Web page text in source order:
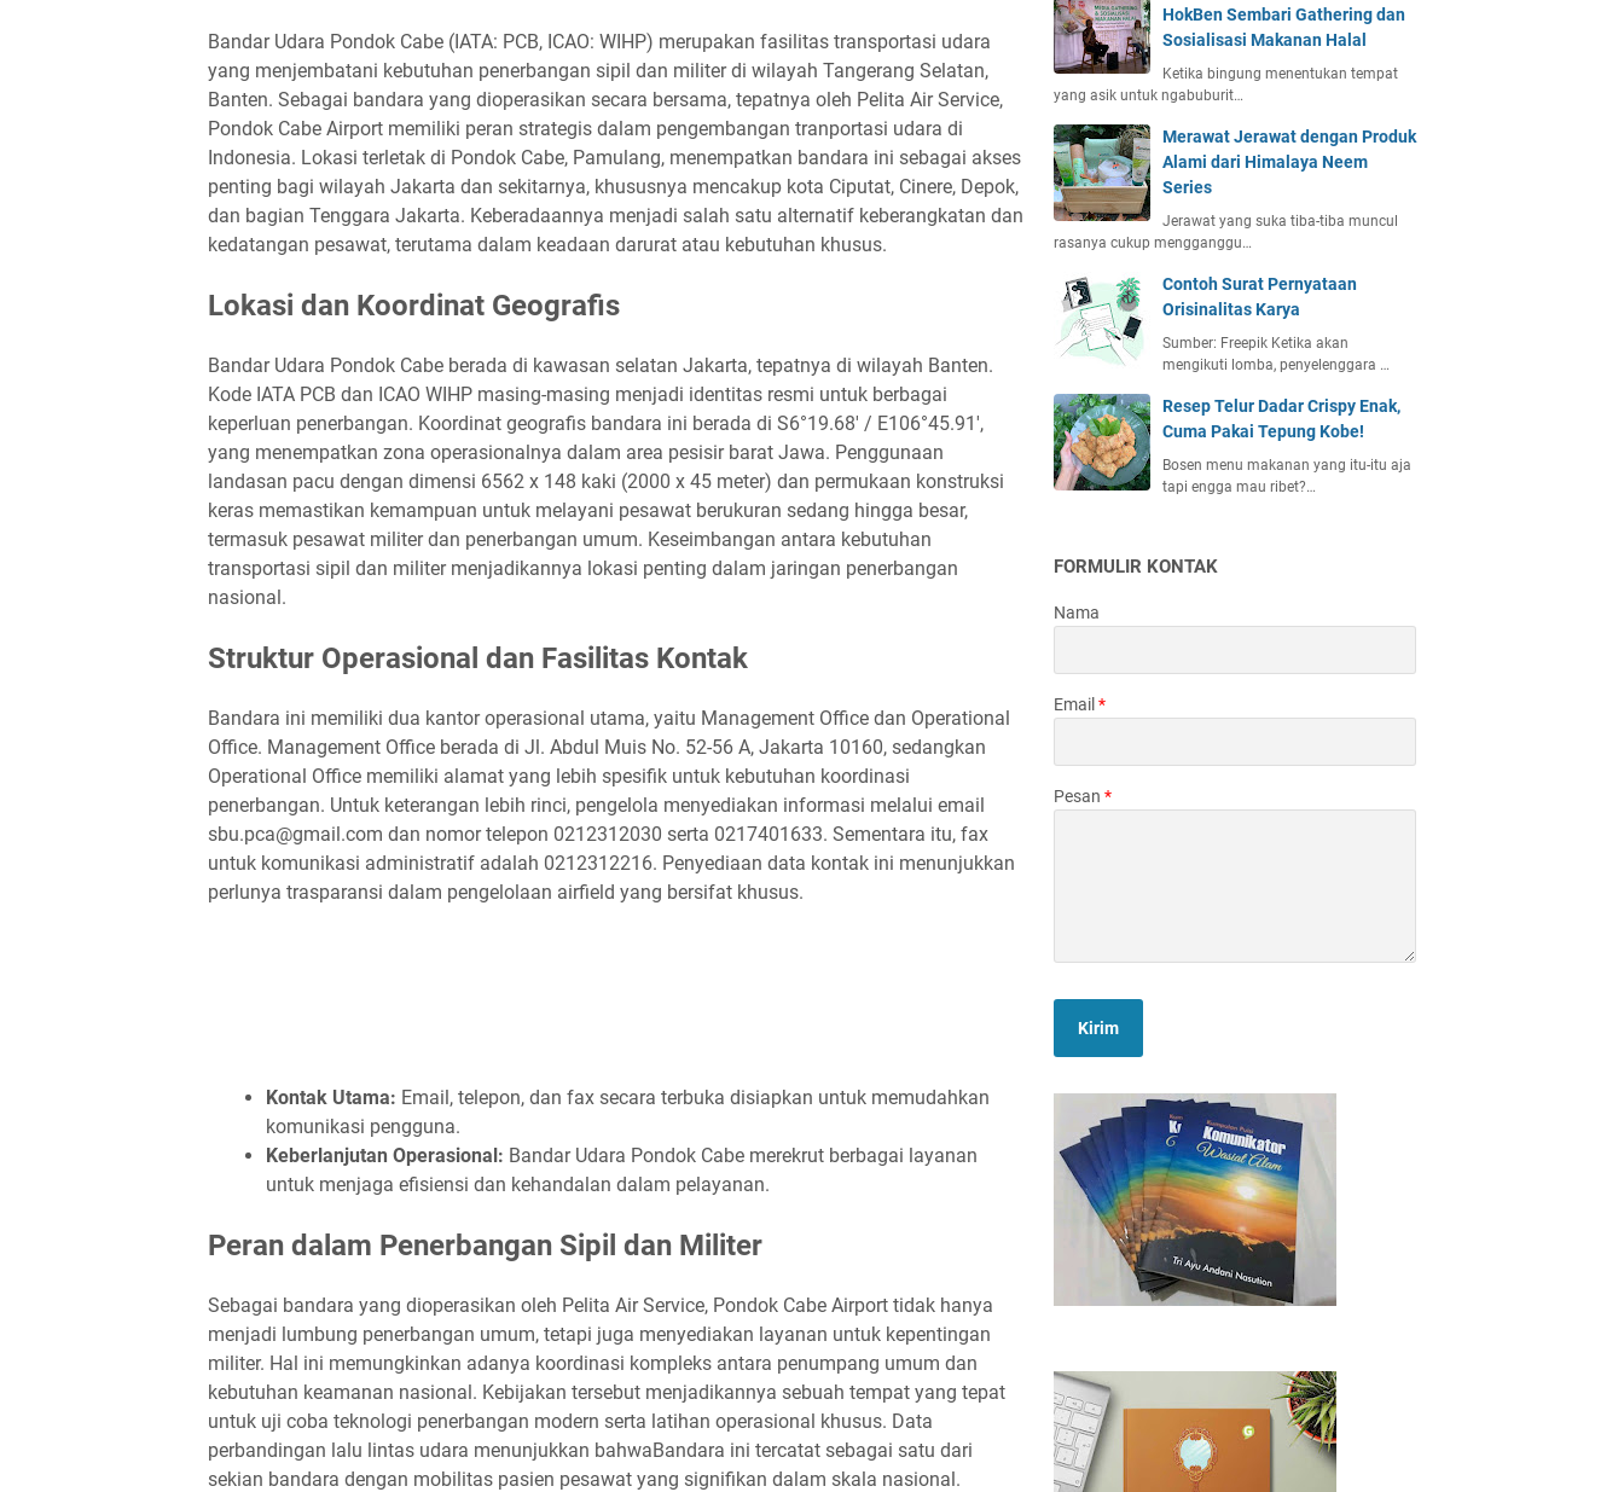
Bandar Udara Pondok Cabe (IATA: PCB, ICAO: WIHP) merupakan fasilitas transportasi udara
yang menjembatani kebutuhan penerbangan sipil dan militer di wilayah Tangerang Selatan,
Banten. Sebagai bandara yang dioperasikan secara bersama, tepatnya oleh Pelita Air Service,
Pondok Cabe Airport memiliki peran strategis dalam pengembangan tranportasi udara di
Indonesia. Lokasi terletak di Pondok Cabe, Pamulang, menempatkan bandara ini sebagai akses
penting bagi wilayah Jakarta dan sekitarnya, khususnya mencakup kota Ciputat, Cinere, Depok,
dan bagian Tenggara Jakarta. Keberadaannya menjadi salah satu alternatif keberangkatan dan
kedatangan pesawat, terutama dalam keadaan darurat atau kebutuhan khusus.
Lokasi dan Koordinat Geografis
Bandar Udara Pondok Cabe berada di kawasan selatan Jakarta, tepatnya di wilayah Banten.
Kode IATA PCB dan ICAO WIHP masing-masing menjadi identitas resmi untuk berbagai
keperluan penerbangan. Koordinat geografis bandara ini berada di S6°19.68' / E106°45.91',
yang menempatkan zona operasionalnya dalam area pesisir barat Jawa. Penggunaan
landasan pacu dengan dimensi 6562 x 148 kaki (2000 x 45 meter) dan permukaan konstruksi
keras memastikan kemampuan untuk melayani pesawat berukuran sedang hingga besar,
termasuk pesawat militer dan penerbangan umum. Keseimbangan antara kebutuhan
transportasi sipil dan militer menjadikannya lokasi penting dalam jaringan penerbangan
nasional.
Struktur Operasional dan Fasilitas Kontak
Bandara ini memiliki dua kantor operasional utama, yaitu Management Office dan Operational
Office. Management Office berada di Jl. Abdul Muis No. 52-56 A, Jakarta 10160, sedangkan
Operational Office memiliki alamat yang lebih spesifik untuk kebutuhan koordinasi
penerbangan. Untuk keterangan lebih rinci, pengelola menyediakan informasi melalui email
sbu.pca@gmail.com dan nomor telepon 0212312030 serta 0217401633. Sementara itu, fax
untuk komunikasi administratif adalah 0212312216. Penyediaan data kontak ini menunjukkan
perlunya trasparansi dalam pengelolaan airfield yang bersifat khusus.
Kontak Utama: Email, telepon, dan fax secara terbuka disiapkan untuk memudahkan
komunikasi pengguna.
Keberlanjutan Operasional: Bandar Udara Pondok Cabe merekrut berbagai layanan
untuk menjaga efisiensi dan kehandalan dalam pelayanan.
Peran dalam Penerbangan Sipil dan Militer
Sebagai bandara yang dioperasikan oleh Pelita Air Service, Pondok Cabe Airport tidak hanya
menjadi lumbung penerbangan umum, tetapi juga menyediakan layanan untuk kepentingan
militer. Hal ini memungkinkan adanya koordinasi kompleks antara penumpang umum dan
kebutuhan keamanan nasional. Kebijakan tersebut menjadikannya sebuah tempat yang tepat
untuk uji coba teknologi penerbangan modern serta latihan operasional khusus. Data
perbandingan lalu lintas udara menunjukkan bahwaBandara ini tercatat sebagai satu dari
sekian bandara dengan mobilitas pasien pesawat yang signifikan dalam skala nasional.
HokBen Sembari Gathering dan
Sosialisasi Makanan Halal
Ketika bingung menentukan tempat
yang asik untuk ngabuburit…
Merawat Jerawat dengan Produk
Alami dari Himalaya Neem
Series
Jerawat yang suka tiba-tiba muncul
rasanya cukup mengganggu…
Contoh Surat Pernyataan
Orisinalitas Karya
Sumber: Freepik Ketika akan
mengikuti lomba, penyelenggara …
Resep Telur Dadar Crispy Enak,
Cuma Pakai Tepung Kobe!
Bosen menu makanan yang itu-itu aja
tapi engga mau ribet?…
FORMULIR KONTAK
Nama
Email *
Pesan *